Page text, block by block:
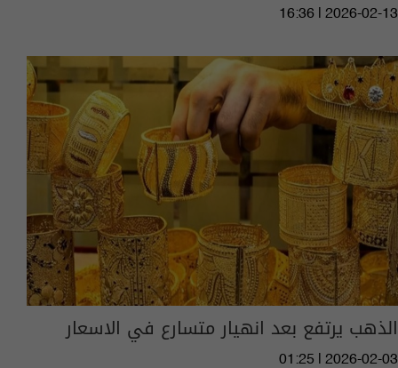
16:36 | 2026-02-13
الذهب يرتفع بعد انهيار متسارع في الاسعار
01:25 | 2026-02-03